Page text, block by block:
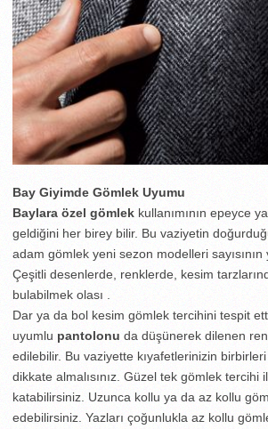
Bay Giyimde Gömlek Uyumu
Baylara özel gömlek kullanımının epeyce
geldiğini her birey bilir. Bu vaziyetin
adam gömlek yeni sezon modelleri sayısının
Çeşitli desenlerde, renklerde, kesim
bulabilmek olası .
Dar ya da bol kesim gömlek tercihini tespit
uyumlu pantolonu da düşünerek dilenen
edilebilir. Bu vaziyette kıyafetlerinizin birbirleri
dikkate almalısınız. Güzel tek gömlek tercihi ile
katabilirsiniz. Uzunca kollu ya da az kollu
edebilirsiniz. Yazları çoğunlukla az kollu